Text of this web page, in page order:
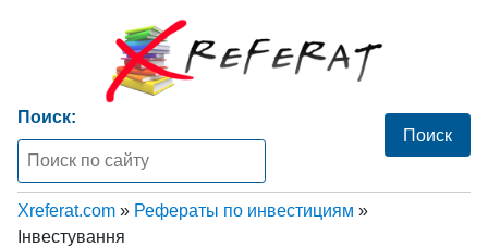
Поиск:
Xreferat.com » Рефераты по инвестициям »
Інвестування